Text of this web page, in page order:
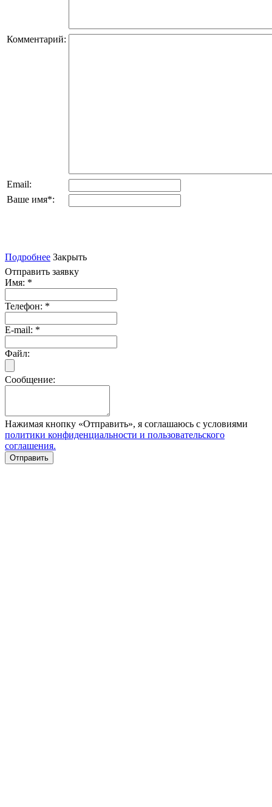
Комментарий:
Email:
Ваше имя*:
Подробнее Закрыть
Отправить заявку
Имя: *
Телефон: *
E-mail: *
Файл:
Сообщение:
Нажимая кнопку «Отправить», я соглашаюсь с условиями
политики конфиденциальности и пользовательского
соглашения.
Отправить